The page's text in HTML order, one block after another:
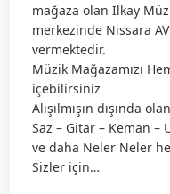
mağaza olan İlkay
merkezinde Nissara
vermektedir.
Müzik Mağazamızı
içebilirsiniz
Alışılmışın dışında
Saz – Gitar – Keman –
ve daha Neler Neler
Sizler için…